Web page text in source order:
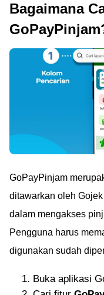
Bagaimana
GoPayPinjam
ditawarkan oleh
dalam mengakses
Pengguna harus
digunakan sudah
Buka aplikasi